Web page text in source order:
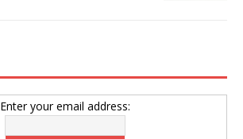
Enter your email address: